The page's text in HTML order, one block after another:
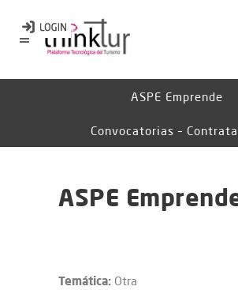
ASPE Emprende
Convocatorias –
ASPE
Temática: Otra